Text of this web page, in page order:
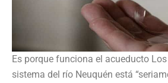
Es porque funciona el acueducto
sistema del río Neuquén está